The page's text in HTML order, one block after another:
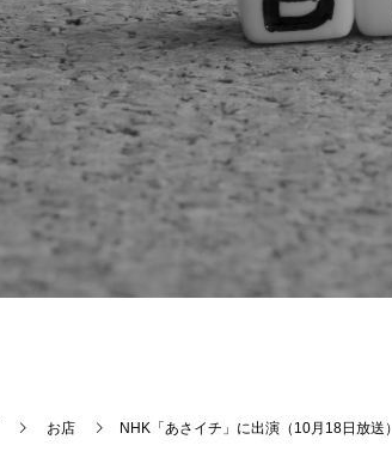
お店 NHK「あさイチ」に出演（10月18日放送）